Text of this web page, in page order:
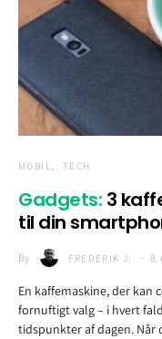
MOBIL TECH
Gadgets: 3
til din
By FREDERIK J. 8.
En kaffemaskine, der kan
fornuftigt valg – i hvert
tidspunkter af dagen.